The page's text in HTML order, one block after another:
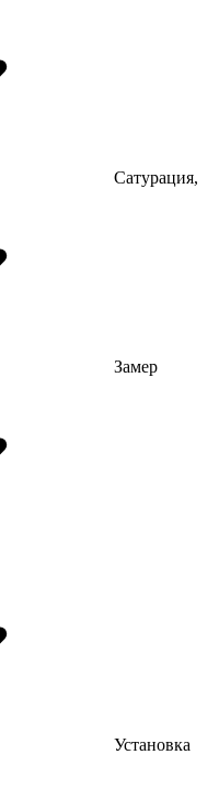
Сатурация,
Замер
Установка